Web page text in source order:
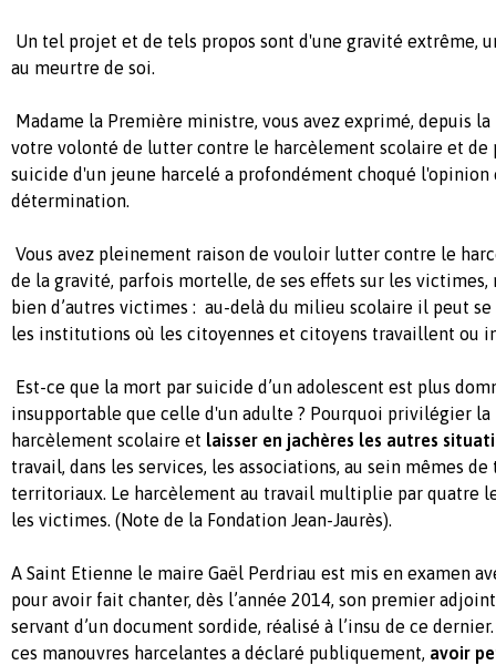
Un tel projet et de tels propos sont d'une gravité extrême,
au meurtre de soi.
Madame la Première ministre, vous avez exprimé, depuis
votre volonté de lutter contre le harcèlement scolaire et de
suicide d'un jeune harcelé a profondément choqué
détermination.
Vous avez pleinement raison de vouloir lutter contre le
de la gravité, parfois mortelle, de ses effets sur les
bien d’autres victimes : au-delà du milieu scolaire il peut
les institutions où les citoyennes et citoyens travaillent ou
Est-ce que la mort par suicide d’un adolescent est plus
insupportable que celle d'un adulte ? Pourquoi privilégier
harcèlement scolaire et laisser en jachères les autres
travail, dans les services, les associations, au sein mêmes de
territoriaux. Le harcèlement au travail multiplie par quatre
les victimes. (Note de la Fondation Jean-Jaurès).
A Saint Etienne le maire Gaël Perdriau est mis en examen
pour avoir fait chanter, dès l’année 2014, son premier
servant d’un document sordide, réalisé à l’insu de ce
ces manouvres harcelantes a déclaré publiquement, avoir